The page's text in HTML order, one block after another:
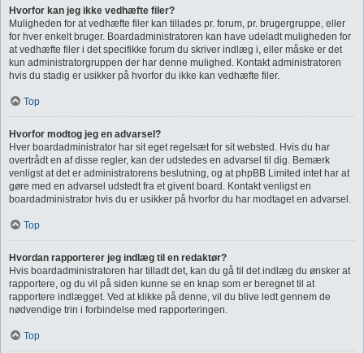
Hvorfor kan jeg ikke vedhæfte filer?
Muligheden for at vedhæfte filer kan tillades pr. forum, pr. brugergruppe, eller
for hver enkelt bruger. Boardadministratoren kan have udeladt muligheden for
at vedhæfte filer i det specifikke forum du skriver indlæg i, eller måske er det
kun administratorgruppen der har denne mulighed. Kontakt administratoren
hvis du stadig er usikker på hvorfor du ikke kan vedhæfte filer.
Top
Hvorfor modtog jeg en advarsel?
Hver boardadministrator har sit eget regelsæt for sit websted. Hvis du har
overtrådt en af disse regler, kan der udstedes en advarsel til dig. Bemærk
venligst at det er administratorens beslutning, og at phpBB Limited intet har at
gøre med en advarsel udstedt fra et givent board. Kontakt venligst en
boardadministrator hvis du er usikker på hvorfor du har modtaget en advarsel.
Top
Hvordan rapporterer jeg indlæg til en redaktør?
Hvis boardadministratoren har tilladt det, kan du gå til det indlæg du ønsker at
rapportere, og du vil på siden kunne se en knap som er beregnet til at
rapportere indlægget. Ved at klikke på denne, vil du blive ledt gennem de
nødvendige trin i forbindelse med rapporteringen.
Top